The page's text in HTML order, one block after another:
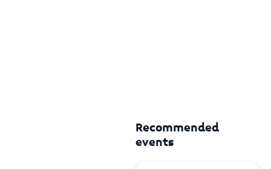
Recommended
events